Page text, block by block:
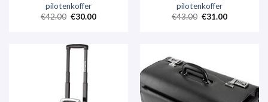
pilotenkoffer
€42.00 €30.00
pilotenkoffer
€43.00 €31.00